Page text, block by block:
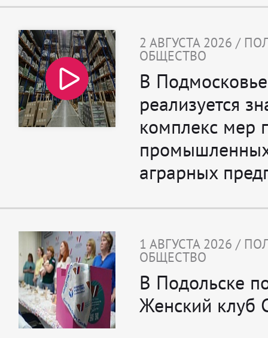
2 АВГУСТА 2026 /
ОБЩЕСТВО
В Подмосковье
реализуется
комплекс мер
аграрных
1 АВГУСТА 2026 /
ОБЩЕСТВО
В Подольске
Женский клуб